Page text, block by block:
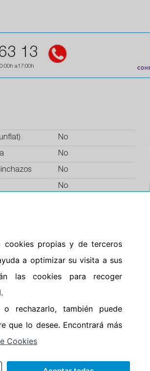
13
a17:00h
No
No
No
No
Información Eprel
cookies propias y de terceros
a optimizar su visita a sus
las cookies para recoger
rechazarlo, también puede
que lo desee. Encontrará más
Cookies